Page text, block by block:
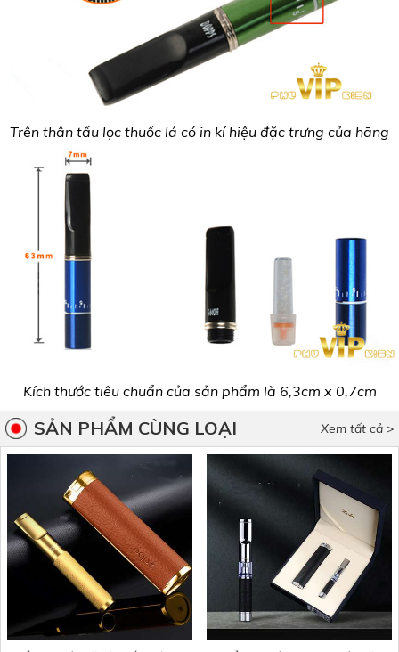
Trên thân tẩu lọc thuốc lá có in kí hiệu đặc trưng của hãng
Kích thước tiêu chuẩn của sản phẩm là 6,3cm x 0,7cm
Xem tất cả >
SẢN PHẨM CÙNG LOẠI